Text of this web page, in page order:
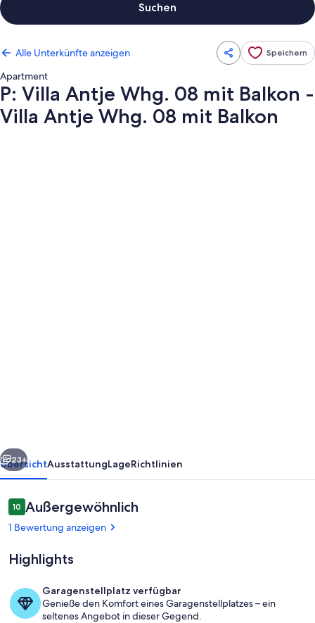
Suchen
Alle Unterkünfte anzeigen Speichern
Apartment
P: Villa Antje Whg. 08 mit Balkon -
Villa Antje Whg. 08 mit Balkon
Balkon
-
Villa
Antje
08
mit
Balkon
Villa Antje
Weiter
23+
ÜbersichtAusstattungLageRichtlinien
Bewertungen
1010 von 10.
Außergewöhnlich
1 Bewertung anzeigen
Highlights
Garagenstellplatz verfügbar
Genieße den Komfort eines Garagenstellplatzes – ein
seltenes Angebot in dieser Gegend.